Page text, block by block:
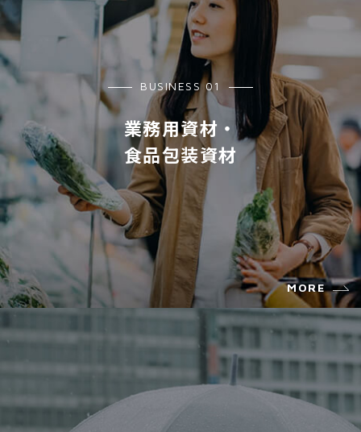
BUSINESS 01
業務用資材・
食品包装資材
MORE